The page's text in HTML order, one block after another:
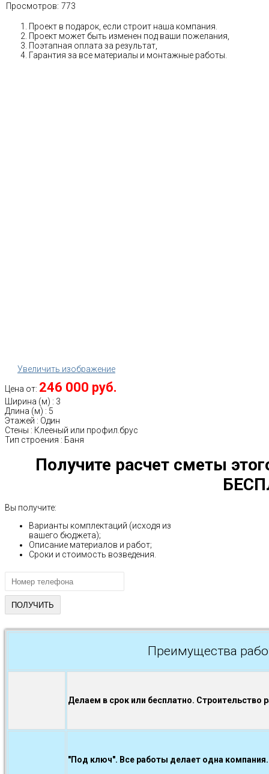
Просмотров: 773
Проект в подарок, если строит наша компания.
Проект может быть изменен под ваши пожелания,
Поэтапная оплата за результат,
Гарантия за все материалы и монтажные работы.
Увеличить изображение
Цена от: 246 000 руб.
Ширина (м) : 3
Длина (м) : 5
Этажей : Один
Стены : Клееный или профил.брус
Тип строения : Баня
Получите расчет сметы
Вы получите:
Варианты комплектаций (исходя из
вашего бюджета);
Описание материалов и работ;
Сроки и стоимость возведения.
Преимущества
Делаем в срок или бесплатно. Строительство
"Под ключ". Все работы делает одна компания.